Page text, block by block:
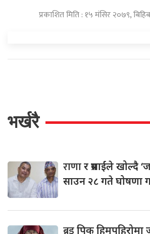
प्रकाशित मिति : १५ मंसिर २०७९,
भर्खरै
राणार प्रसाईंले खोल्दै
साउन २८ गते घोषणा
पिक हिमपहिरोमा